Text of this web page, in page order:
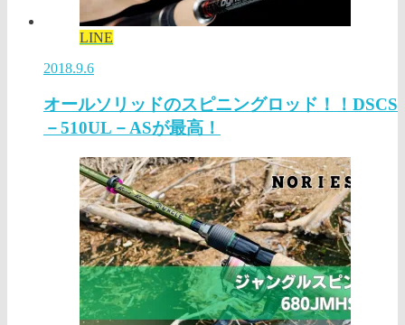
LINE
2018.9.6
オールソリッドのスピニングロッド！！DSCS
－510UL－ASが最高！